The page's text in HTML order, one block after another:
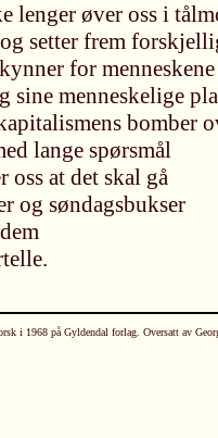
lenger øver oss i
setter frem
for menneskene
sine menneskelige
bomber
lange spørsmål
at det skal gå
og søndagsbukser
i 1968 på Gyldendal forlag. Oversatt av